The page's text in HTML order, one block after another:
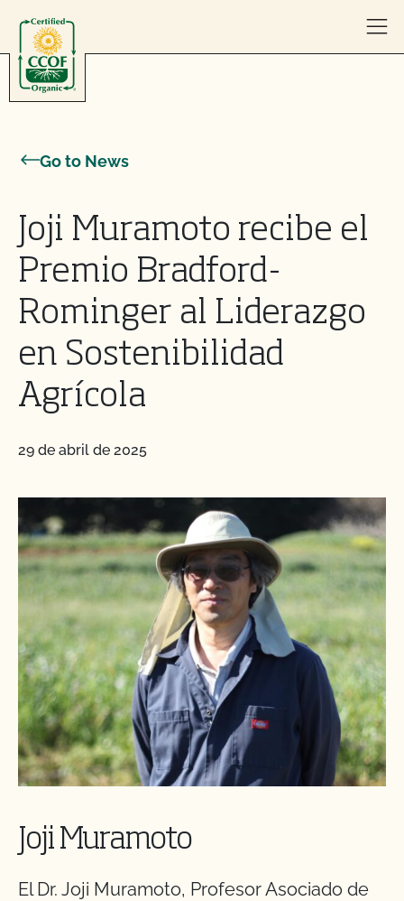
Go to News
Joji Muramoto recibe el
Premio Bradford-
Rominger al Liderazgo
en Sostenibilidad
Agrícola
29 de abril de 2025
Joji Muramoto
El Dr. Joji Muramoto, Profesor Asociado de